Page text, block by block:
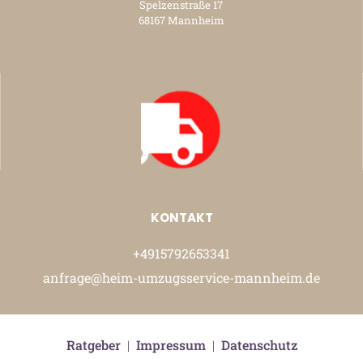
Spelzenstraße 17
68167 Mannheim
KONTAKT
+4915792653341
anfrage@heim-umzugsservice-mannheim.de
Ratgeber| Impressum| Datenschutz